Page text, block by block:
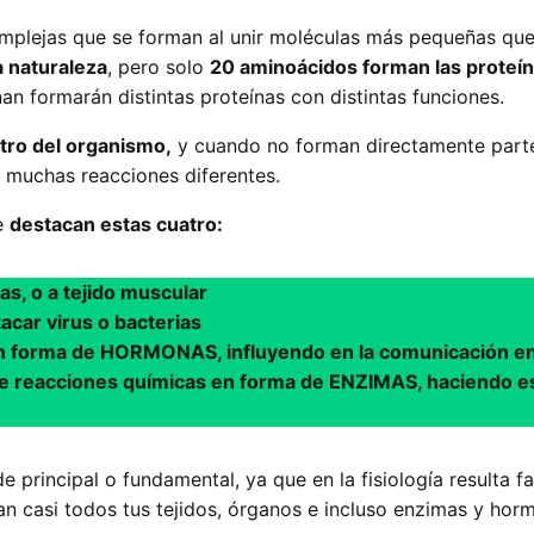
que se forman al unir moléculas más pequeñas
naturaleza, pero solo 20 aminoácidos forman las
formarán distintas proteínas con distintas funciones.
del organismo, y cuando no forman directamente
reacciones diferentes.
destacan estas cuatro:
o a tejido muscular
virus o bacterias
de HORMONAS, influyendo en la comunicación
químicas en forma de ENZIMAS, haciendo
principal o fundamental, ya que en la fisiología resulta
casi todos tus tejidos, órganos e incluso enzimas y